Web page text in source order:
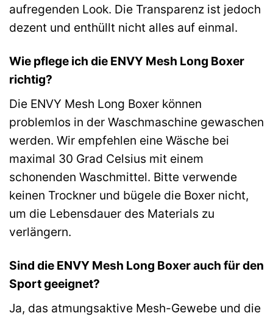
aufregenden Look. Die Transparenz ist jedoch
dezent und enthüllt nicht alles auf einmal.
Wie pflege ich die ENVY Mesh Long Boxer
richtig?
Die ENVY Mesh Long Boxer können
problemlos in der Waschmaschine gewaschen
werden. Wir empfehlen eine Wäsche bei
maximal 30 Grad Celsius mit einem
schonenden Waschmittel. Bitte verwende
keinen Trockner und bügele die Boxer nicht,
um die Lebensdauer des Materials zu
verlängern.
Sind die ENVY Mesh Long Boxer auch für den
Sport geeignet?
Ja, das atmungsaktive Mesh-Gewebe und die